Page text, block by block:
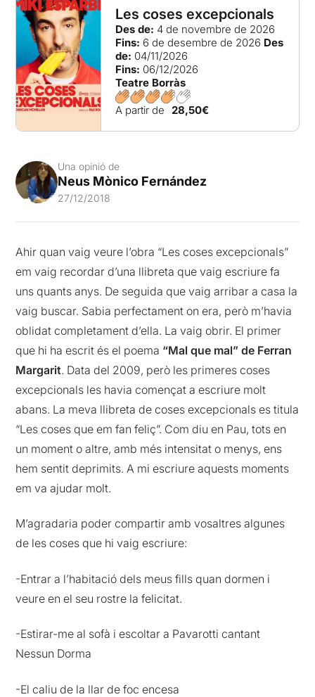
Les coses excepcionals
Des de: 4 de novembre de 2026
Fins: 6 de desembre de 2026 Des
de: 04/11/2026
Fins: 06/12/2026
Teatre Borràs
A partir de 28,50€
Una opinió de
Neus Mònico Fernández
27/12/2018
Ahir quan vaig veure l’obra “Les coses excepcionals”
em vaig recordar d’una llibreta que vaig escriure fa
uns quants anys. De seguida que vaig arribar a casa la
vaig buscar. Sabia perfectament on era, però m’havia
oblidat completament d’ella. La vaig obrir. El primer
que hi ha escrit és el poema “Mal que mal” de Ferran
Margarit. Data del 2009, però les primeres coses
excepcionals les havia començat a escriure molt
abans. La meva llibreta de coses excepcionals es titula
“Les coses que em fan feliç”. Com diu en Pau, tots en
un moment o altre, amb més intensitat o menys, ens
hem sentit deprimits. A mi escriure aquests moments
em va ajudar molt.
M’agradaria poder compartir amb vosaltres algunes
de les coses que hi vaig escriure:
-Entrar a l’habitació dels meus fills quan dormen i
veure en el seu rostre la felicitat.
-Estirar-me al sofà i escoltar a Pavarotti cantant
Nessun Dorma
-El caliu de la llar de foc encesa